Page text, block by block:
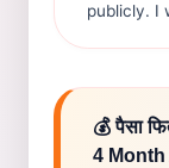
publicly. I
💰 पैसा
4